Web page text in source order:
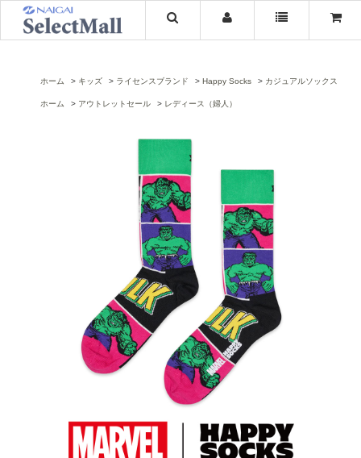
ホーム キッズ ライセンスブランド Happy Socks カジュアルソックス
ホーム アウトレットセール レディース（婦人）